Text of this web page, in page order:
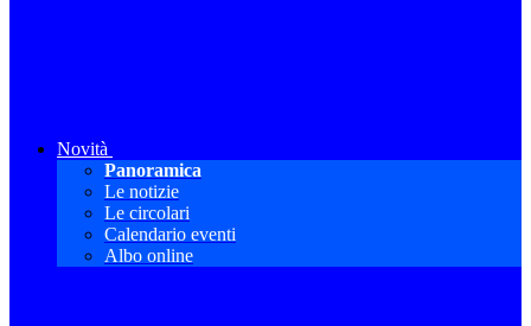
Novità
Panoramica
Le notizie
Le circolari
Calendario eventi
Albo online